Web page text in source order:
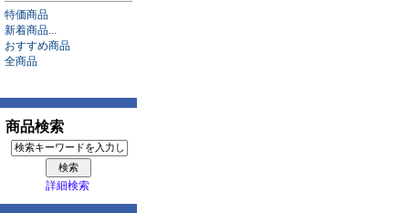
特価商品
新着商品...
おすすめ商品
全商品
商品検索
詳細検索